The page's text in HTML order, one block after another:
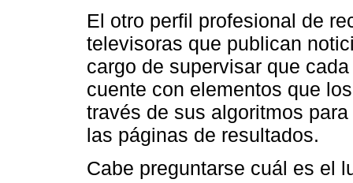
El otro perfil profesional de
televisoras que publican
cargo de supervisar que
cuente con elementos que
través de sus algoritmos
las páginas de resultados.
Cabe preguntarse cuál es el